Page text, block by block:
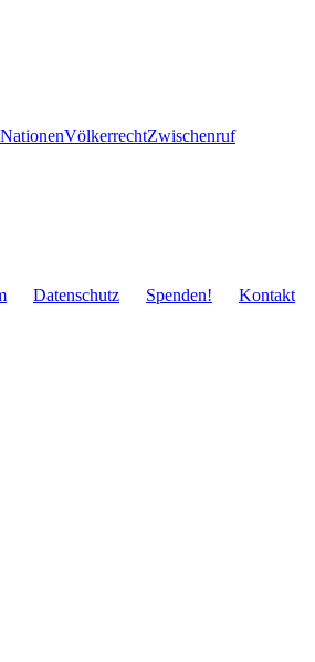
VölkerrechtZwischenruf
Daten­schutz Spenden! Kontakt